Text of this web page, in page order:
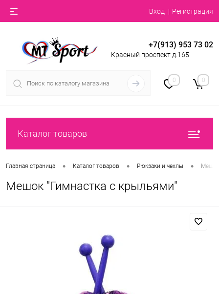
Вход Регистрация
+7(913) 953 73 02
Красный проспект д.165
0 0
Каталог товаров
Главная страница • Каталог товаров • Рюкзаки и чехлы •
Мешок "Гимнастка с крыльями"